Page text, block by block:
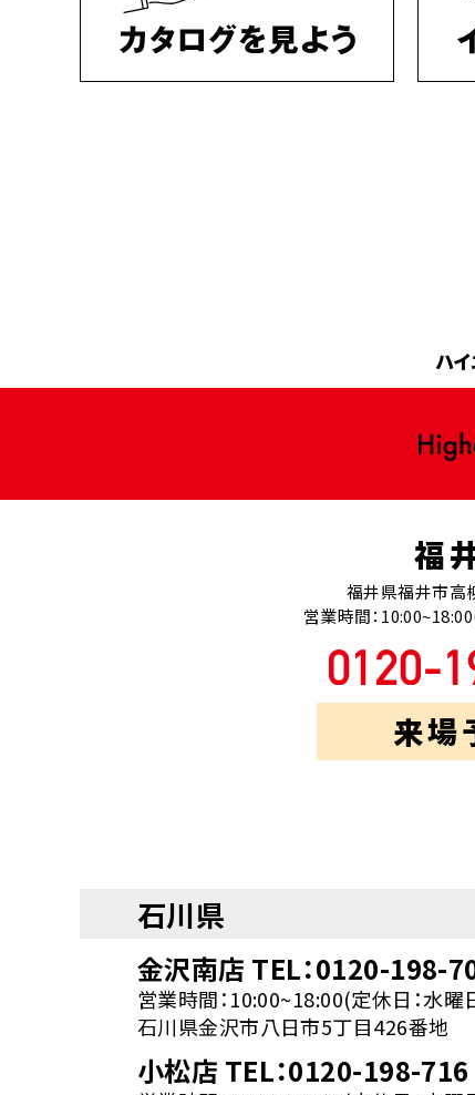
ハ
福
福井県福井市高
営業時間：
来場
石川県
金沢南店 TEL：0120-198-
営業時間：10:00~18:00(定休日：水曜
石川県金沢市八日市5丁目426番地
小松店 TEL：0120-198-716